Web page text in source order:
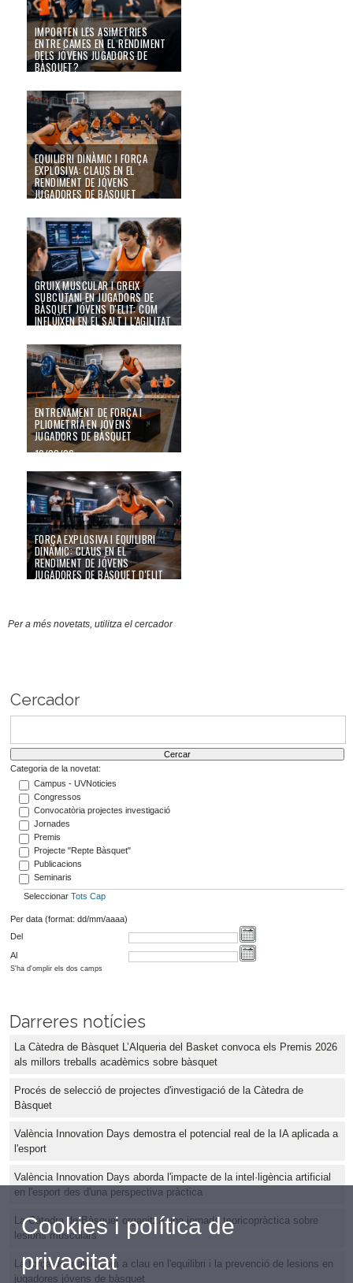
IMPORTEN LES ASIMETRIES
ENTRE CAMES EN EL RENDIMENT
DELS JÓVENS JUGADORS DE
BÀSQUET?
Equilibri dinàmic i força explosiva: claus en el rendiment de jóvens
EQUILIBRI DINÀMIC I FORÇA
EXPLOSIVA: CLAUS EN EL
RENDIMENT DE JÓVENS
JUGADORES DE BÀSQUET
Gruix muscular i greix subcutani en jugadors de bàsquet jóvens d'elit: com
GRUIX MUSCULAR I GREIX
SUBCUTANI EN JUGADORS DE
BÀSQUET JÓVENS D'ELIT: COM
INFLUÏXEN EN EL SALT I L'AGILITAT
Entrenament de força i pliometría en jóvens jugadors de bàsquet
ENTRENAMENT DE FORÇA I
PLIOMETRÍA EN JÓVENS
JUGADORS DE BÀSQUET
19/02/26
Força explosiva i equilibri dinàmic: claus en el rendiment de jóvens
FORÇA EXPLOSIVA I EQUILIBRI
DINÀMIC: CLAUS EN EL
RENDIMENT DE JÓVENS
JUGADORES DE BÀSQUET D'ELIT
Per a més novetats, utilitza el cercador
Cercador
Categoria de la novetat:
Campus - UVNoticies
Congressos
Convocatòria projectes investigació
Jornades
Premis
Projecte "Repte Bàsquet"
Publicacions
Seminaris
Seleccionar Tots Cap
Per data (format: dd/mm/aaaa)
Del
Al
S'ha d'omplir els dos camps
Darreres notícies
La Càtedra de Bàsquet L’Alqueria del Basket convoca els Premis 2026
als millors treballs acadèmics sobre bàsquet
Procés de selecció de projectes d'investigació de la Càtedra de
Bàsquet
València Innovation Days demostra el potencial real de la IA aplicada a
l'esport
València Innovation Days aborda l'impacte de la intel·ligència artificial
en l'esport des d'una perspectiva pràctica
La Càtedra de Bàsquet organitza una jornada teoricopràctica sobre
lesions musculars
La força de maluc com a clau en l'equilibri i la prevenció de lesions en
jugadores jóvens de bàsquet
Cookies i política de
privacitat